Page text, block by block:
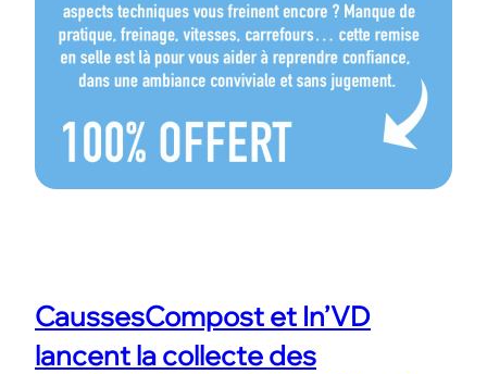
CaussesCompost et In’VD
lancent la collecte des